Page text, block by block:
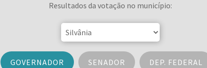
Resultados da votação no município:
GOVERNADOR SENADOR DEP. FEDERAL